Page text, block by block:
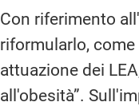
Con riferimento
riformularlo,
attuazione dei
all'obesità”.